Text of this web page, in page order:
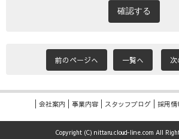
前のページへ 一覧へ
会社案内 事業内容 スタッフブログ 採用情
Copyright (C) nittaru.cloud-line.com All